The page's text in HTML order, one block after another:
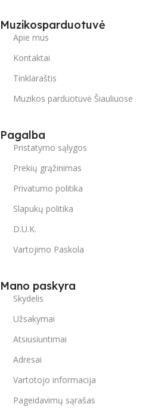
Muzikosparduotuvė
Apie mus
Kontaktai
Tinklaraštis
Muzikos parduotuvė Šiauliuose
Pagalba
Pristatymo sąlygos
Prekių grąžinimas
Privatumo politika
Slapukų politika
D.U.K.
Vartojimo Paskola
Mano paskyra
Skydelis
Užsakymai
Atsiusiuntimai
Adresai
Vartotojo informacija
Pageidavimų sąrašas